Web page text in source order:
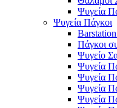
Ψυγεία
Ψυγεία Πάγκοι
Πάγκοι
Ψυγείο
Ψυγεία
Ψυγεία
Ψυγεία
Ψυγεία